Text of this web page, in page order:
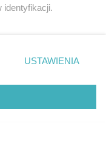
auta
identyfikacji.
prywatności
zgody
się takiemu
USTAWIENIA